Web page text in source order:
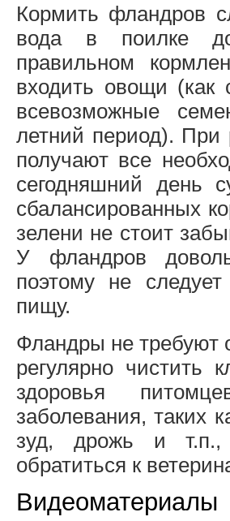
Кормить фландров
вода в поилке
правильном
входить овощи (как
всевозможные
летний период). При
получают все
сегодняшний день
сбалансированных
зелени не стоит
У фландров
поэтому не
пищу.
Фландры не требуют
регулярно чистить
здоровья
заболевания, таких
зуд, дрожь и т.п.,
обратиться к
Видеоматериалы